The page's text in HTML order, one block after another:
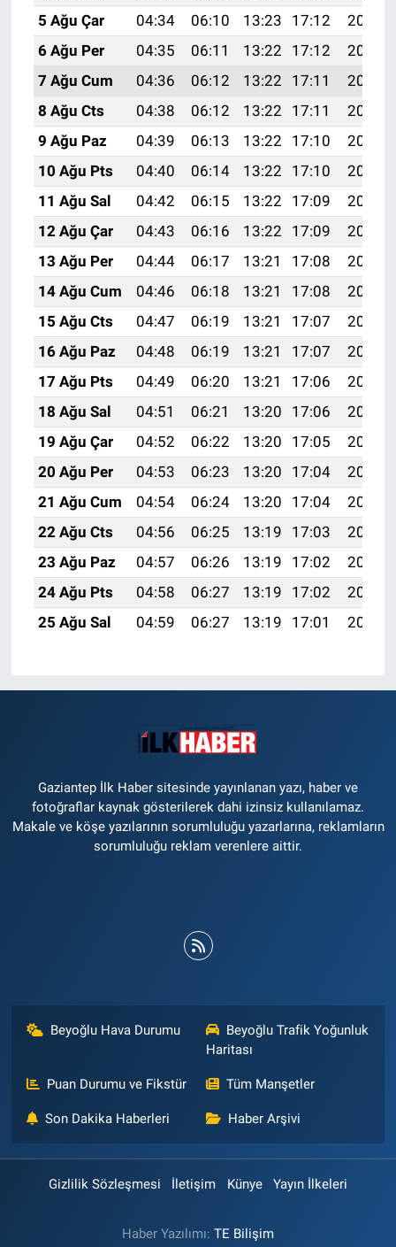
5 Ağu Çar
04:34 06:10 13:23 17:12
20:25
6 Ağu Per
04:35 06:11 13:22 17:12
20:24
7 Ağu Cum
04:36 06:12 13:22 17:11
20:23
8 Ağu Cts
04:38 06:12 13:22 17:11
20:22
9 Ağu Paz
04:39 06:13 13:22 17:10
20:21
10 Ağu Pts
04:40 06:14 13:22 17:10
20:20
11 Ağu Sal
04:42 06:15 13:22 17:09
20:19
12 Ağu Çar
04:43 06:16 13:22 17:09
20:17
13 Ağu Per
04:44 06:17 13:21 17:08
20:16
14 Ağu Cum
04:46 06:18 13:21 17:08
20:15
15 Ağu Cts
04:47 06:19 13:21 17:07
20:14
16 Ağu Paz
04:48 06:19 13:21 17:07
20:12
17 Ağu Pts
04:49 06:20 13:21 17:06
20:11
18 Ağu Sal
04:51 06:21 13:20 17:06
20:10
19 Ağu Çar
04:52 06:22 13:20 17:05
20:08
20 Ağu Per
04:53 06:23 13:20 17:04
20:07
21 Ağu Cum
04:54 06:24 13:20 17:04
20:06
22 Ağu Cts
04:56 06:25 13:19 17:03
20:04
23 Ağu Paz
04:57 06:26 13:19 17:02
20:03
24 Ağu Pts
04:58 06:27 13:19 17:02
20:01
25 Ağu Sal
04:59 06:27 13:19 17:01 20:00
Gaziantep İlk Haber sitesinde yayınlanan yazı, haber ve
fotoğraflar kaynak gösterilerek dahi izinsiz kullanılamaz.
Makale ve köşe yazılarının sorumluluğu yazarlarına, reklamların
sorumluluğu reklam verenlere aittir.
Beyoğlu Hava Durumu
Beyoğlu Trafik Yoğunluk
Haritası
Puan Durumu ve Fikstür Tüm Manşetler
Son Dakika Haberleri Haber Arşivi
Gizlilik Sözleşmesi İletişim Künye Yayın İlkeleri
Haber Yazılımı: TE Bilişim